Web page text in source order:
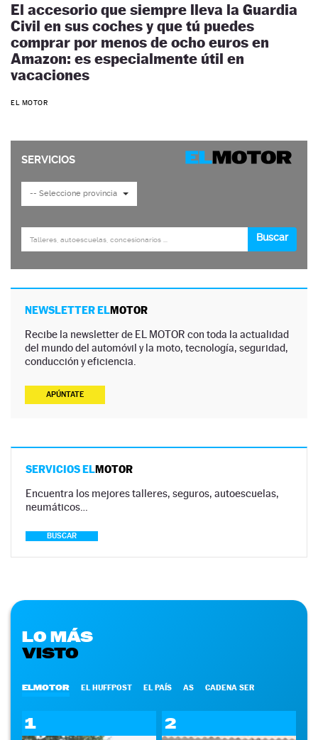
El accesorio que siempre lleva la Guardia
Civil en sus coches y que tú puedes
comprar por menos de ocho euros en
Amazon: es especialmente útil en
vacaciones
EL MOTOR
NEWSLETTER ELMOTOR
Recibe la newsletter de EL MOTOR con toda la actualidad
del mundo del automóvil y la moto, tecnología, seguridad,
conducción y eficiencia.
APÚNTATE
SERVICIOS ELMOTOR
Encuentra los mejores talleres, seguros, autoescuelas,
neumáticos…
BUSCAR
LO MÁS
VISTO
ELMOTOR EL HUFFPOST EL PAÍS AS CADENA SER
1 2